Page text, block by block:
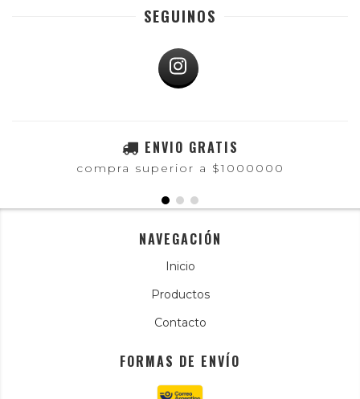
SEGUINOS
ENVIO GRATIS
compra superior a $1000000
NAVEGACIÓN
Inicio
Productos
Contacto
FORMAS DE ENVÍO